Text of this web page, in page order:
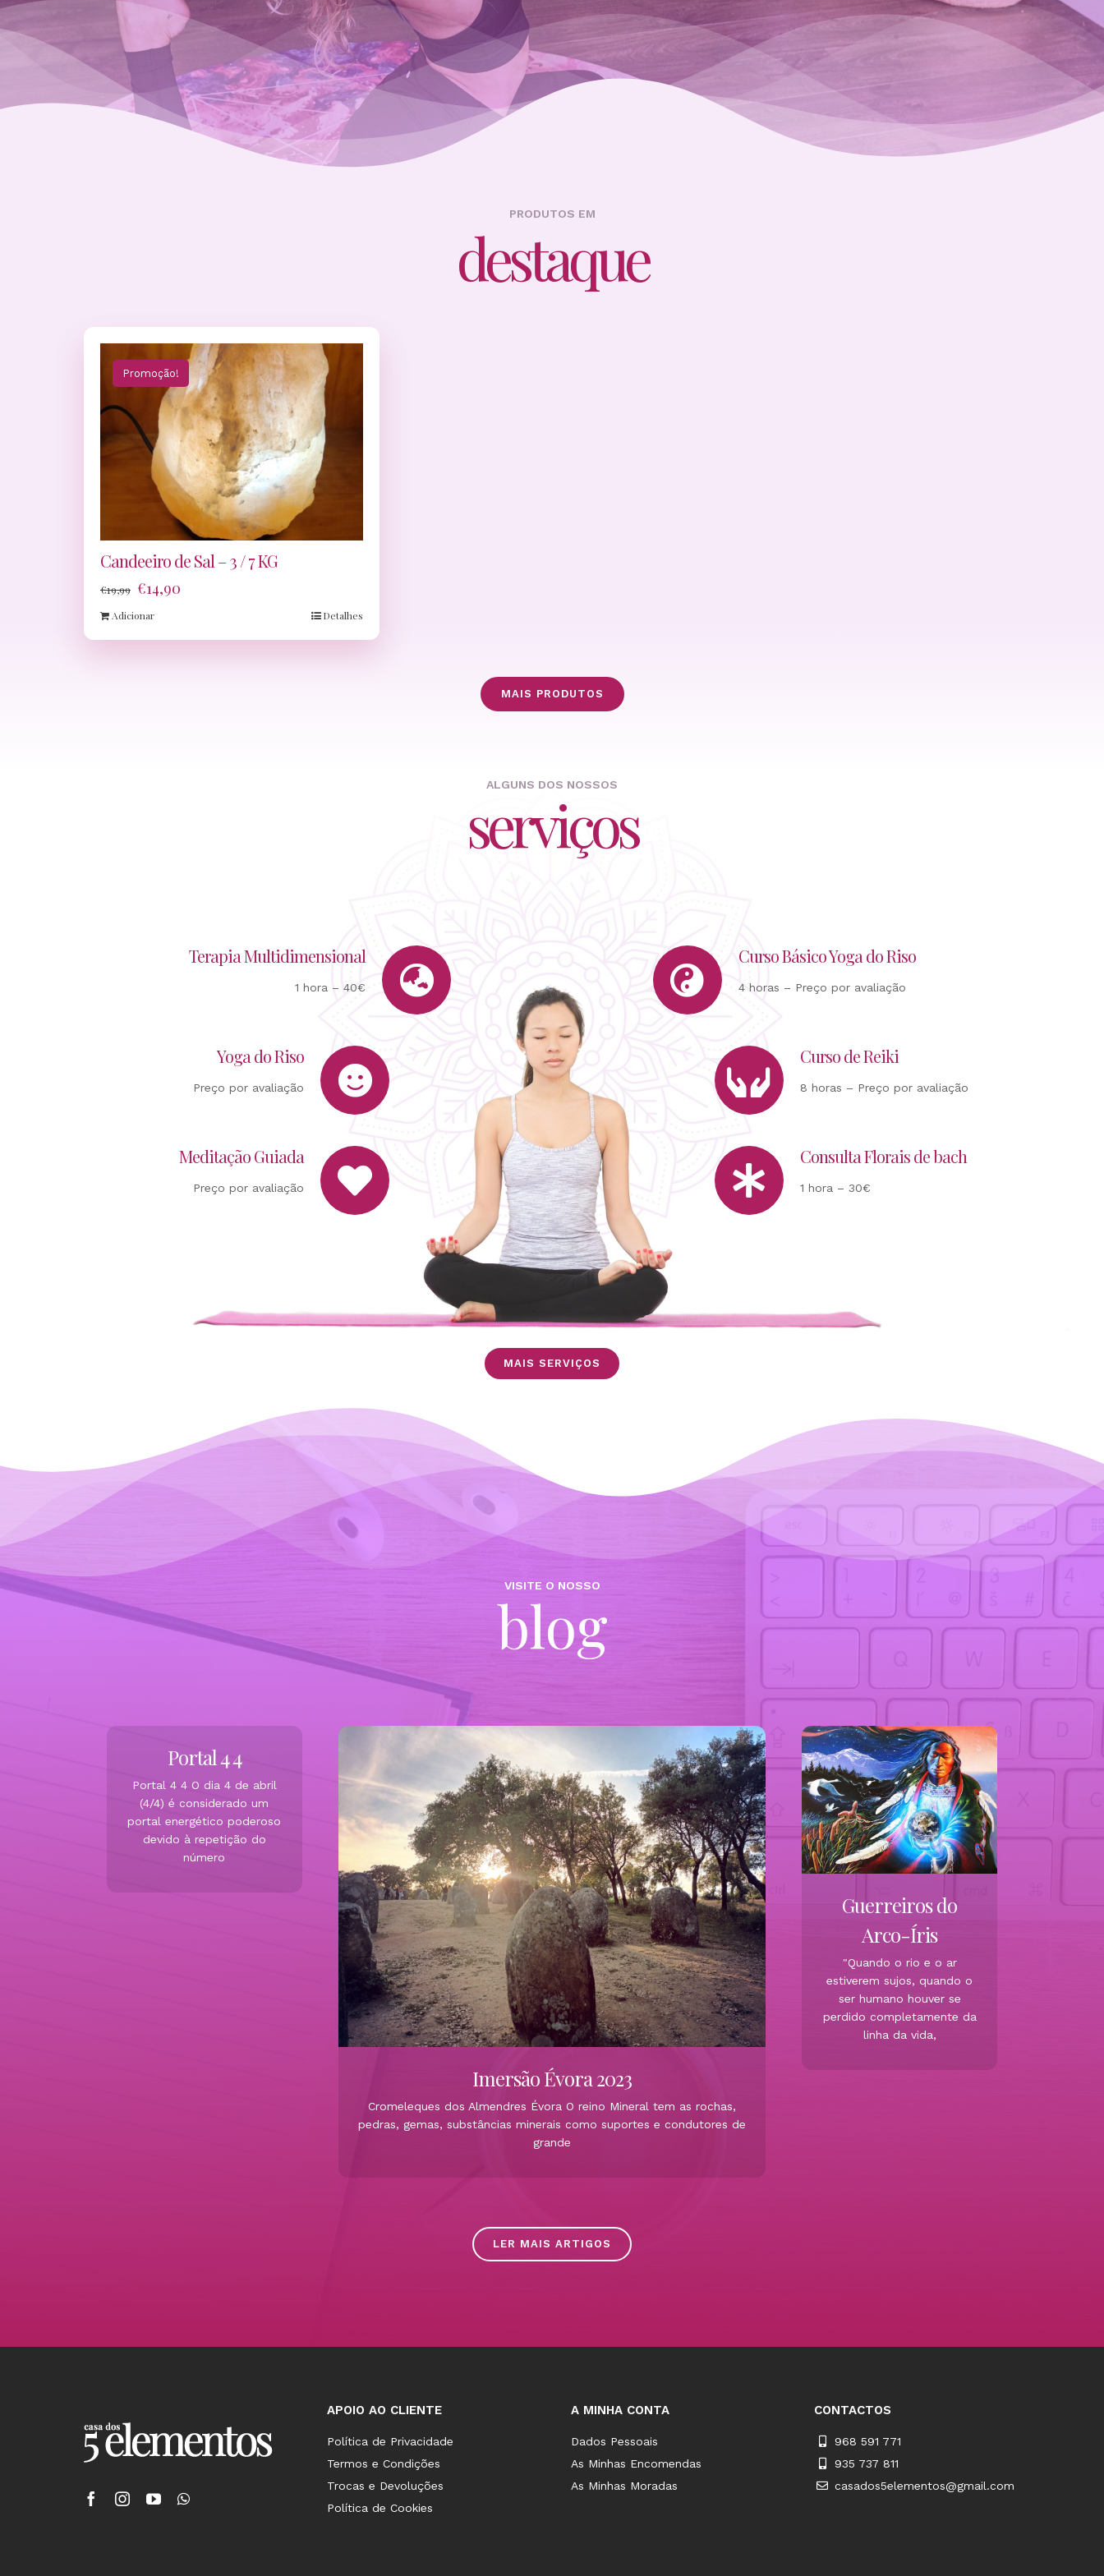
PRODUTOS EM
destaque
Promoção!
Candeeiro de Sal – 3 / 7 KG
€19,99 €14,90
Adicionar Detalhes
MAIS PRODUTOS
ALGUNS DOS NOSSOS
serviços
Terapia Multidimensional
1 hora – 40€
Curso Básico Yoga do Riso
4 horas – Preço por avaliação
Yoga do Riso
Preço por avaliação
Meditação Guiada
Preço por avaliação
Curso de Reiki
8 horas – Preço por avaliação
Consulta Florais de bach
1 hora – 30€
MAIS SERVIÇOS
VISITE O NOSSO
blog
Portal 4 4
Portal 4 4 O dia 4 de abril
(4/4) é considerado um
portal energético poderoso
devido à repetição do
número
Imersão Évora 2023
Cromeleques dos Almendres Évora O reino Mineral tem as rochas,
pedras, gemas, substâncias minerais como suportes e condutores de
grande
Guerreiros do
Arco-Íris
"Quando o rio e o ar
estiverem sujos, quando o
ser humano houver se
perdido completamente da
linha da vida,
LER MAIS ARTIGOS
APOIO AO CLIENTE
Política de Privacidade
Termos e Condições
Trocas e Devoluções
Política de Cookies
A MINHA CONTA
Dados Pessoais
As Minhas Encomendas
As Minhas Moradas
CONTACTOS
968 591 771
935 737 811
casados5elementos@gmail.com